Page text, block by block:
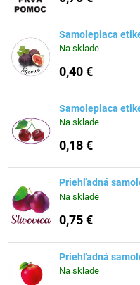
Samolepiaca
Na sklade
0,40 €
Samolepiaca
Na sklade
0,18 €
Priehľadná
Na sklade
0,75 €
Priehľadná
Na sklade